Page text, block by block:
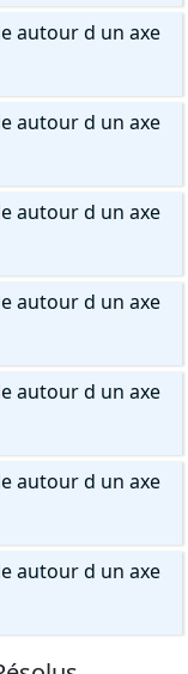
autour d un axe
autour d un axe
autour d un axe
autour d un axe
autour d un axe
autour d un axe
autour d un axe